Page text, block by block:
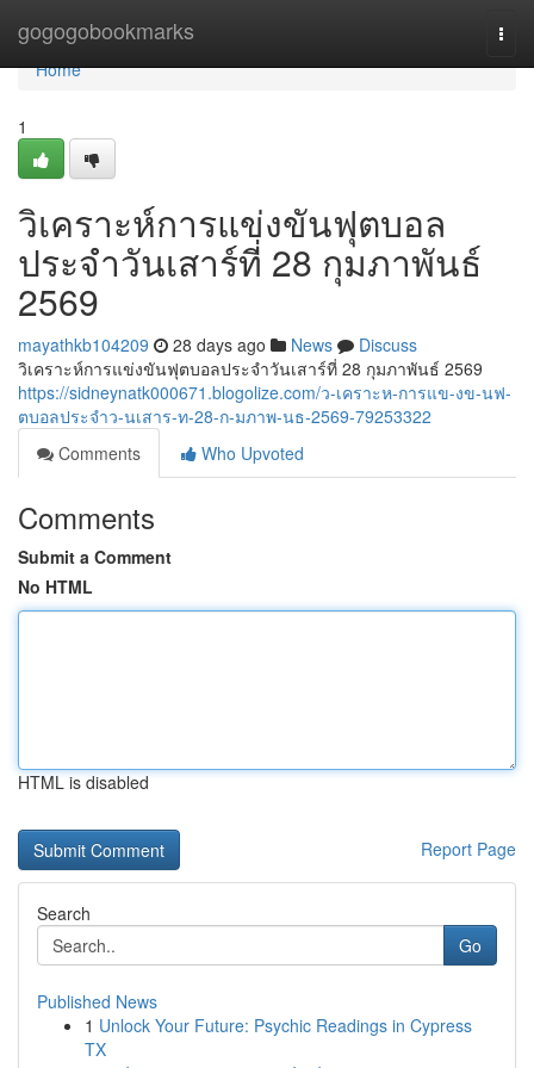
gogogobookmarks
Home
Home
1
วิเคราะห์การแข่งขันฟุตบอล
ประจำวันเสาร์ที่ 28 กุมภาพันธ์
2569
mayathkb104209 28 days ago News
Discuss
วิเคราะห์การแข่งขันฟุตบอลประจำวันเสาร์ที่ 28 กุมภาพันธ์ 2569
https://sidneynatk000671.blogolize.com/ว-เคราะห-การแข-งข-นฟ-
ตบอลประจำว-นเสาร-ท-28-ก-มภาพ-นธ-2569-79253322
Comments
Who Upvoted
Comments
Submit a Comment
No HTML
HTML is disabled
Report Page
Search
Go
Published News
1 Unlock Your Future: Psychic Readings in Cypress
TX